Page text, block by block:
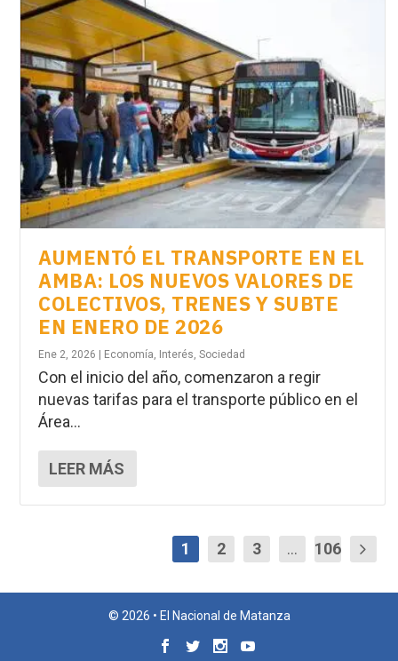
AUMENTÓ EL TRANSPORTE EN EL
AMBA: LOS NUEVOS VALORES DE
COLECTIVOS, TRENES Y SUBTE
EN ENERO DE 2026
Ene 2, 2026 Economía, Interés,Sociedad
Con el inicio del año, comenzaron a regir
nuevas tarifas para el transporte público en el
Área...
LEER MÁS
1 2 3 ... 106
© 2026 • El Nacional de Matanza